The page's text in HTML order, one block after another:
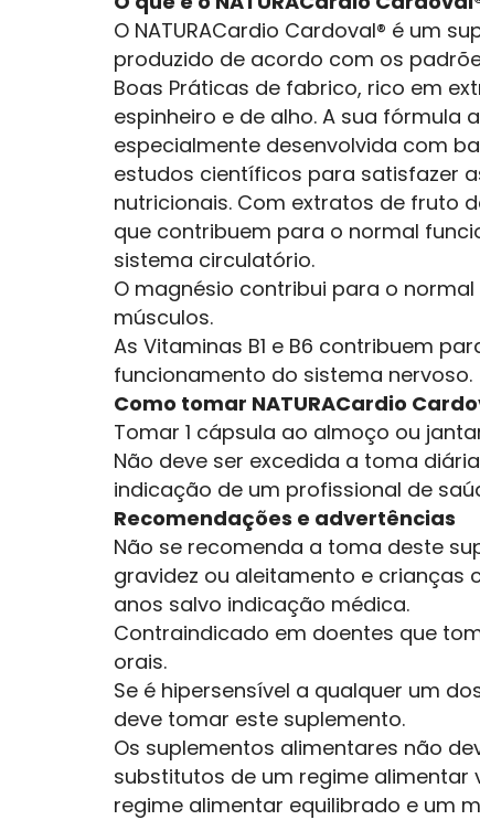
O NATURACardio Cardoval® é um
produzido de acordo com os
Boas Práticas de fabrico, rico em
espinheiro e de alho. A sua fórmula
especialmente desenvolvida com
estudos científicos para satisfazer
nutricionais. Com extratos de fruto
que contribuem para o normal
sistema circulatório.
O magnésio contribui para o
músculos.
As Vitaminas B1 e B6 contribuem
funcionamento do sistema nervoso.
Como tomar NATURACardio
Tomar 1 cápsula ao almoço ou
Não deve ser excedida a toma
indicação de um profissional de
Recomendações e advertências
Não se recomenda a toma deste
gravidez ou aleitamento e crianças
anos salvo indicação médica.
Contraindicado em doentes que
orais.
Se é hipersensível a qualquer um
deve tomar este suplemento.
Os suplementos alimentares não
substitutos de um regime alimentar
regime alimentar equilibrado e um